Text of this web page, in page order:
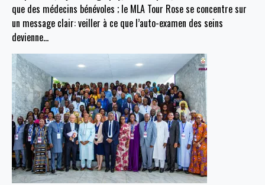
que des médecins bénévoles ; le MLA Tour Rose se concentre sur
un message clair: veiller à ce que l’auto-examen des seins
devienne…